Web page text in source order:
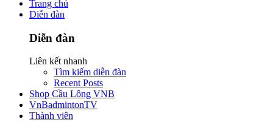
Trang chủ
Diễn đàn
Diễn đàn
Liên kết nhanh
Tìm kiếm diễn đàn
Recent Posts
Shop Cầu Lông VNB
VnBadmintonTV
Thành viên